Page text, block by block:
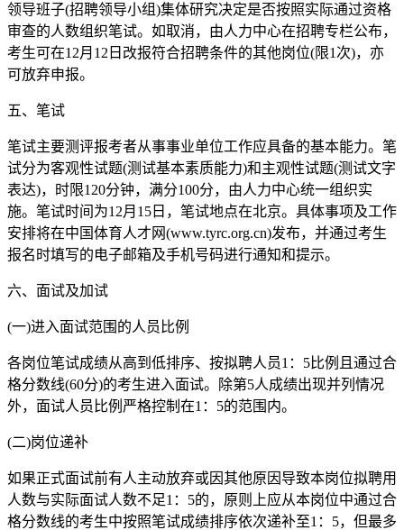
领导班子(招聘领导小组)集体研究决定是否按照实际通过资格
审查的人数组织笔试。如取消，由人力中心在招聘专栏公布，
考生可在12月12日改报符合招聘条件的其他岗位(限1次)，亦
可放弃申报。
五、笔试
笔试主要测评报考者从事事业单位工作应具备的基本能力。笔
试分为客观性试题(测试基本素质能力)和主观性试题(测试文字
表达)，时限120分钟，满分100分，由人力中心统一组织实
施。笔试时间为12月15日，笔试地点在北京。具体事项及工作
安排将在中国体育人才网(www.tyrc.org.cn)发布，并通过考生
报名时填写的电子邮箱及手机号码进行通知和提示。
六、面试及加试
(一)进入面试范围的人员比例
各岗位笔试成绩从高到低排序、按拟聘人员1：5比例且通过合
格分数线(60分)的考生进入面试。除第5人成绩出现并列情况
外，面试人员比例严格控制在1：5的范围内。
(二)岗位递补
如果正式面试前有人主动放弃或因其他原因导致本岗位拟聘用
人数与实际面试人数不足1：5的，原则上应从本岗位中通过合
格分数线的考生中按照笔试成绩排序依次递补至1：5，但最多